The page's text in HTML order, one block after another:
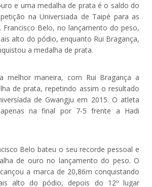
e uma medalha de prata é o saldo do
na Universiada de Taipé para as
Francisco Belo, no lançamento do peso,
alto do pódio, enquanto Rui Bragança,
a medalha de prata.
melhor maneira, com Rui Bragança a
de prata, repetindo assim o resultado
de Gwangju em 2015. O atleta
na final por 7-5 frente a Hadi
Belo bateu o seu recorde pessoal e
de ouro no lançamento do peso. O
a marca de 20,86m conquistando
alto do pódio, depois do 12º lugar